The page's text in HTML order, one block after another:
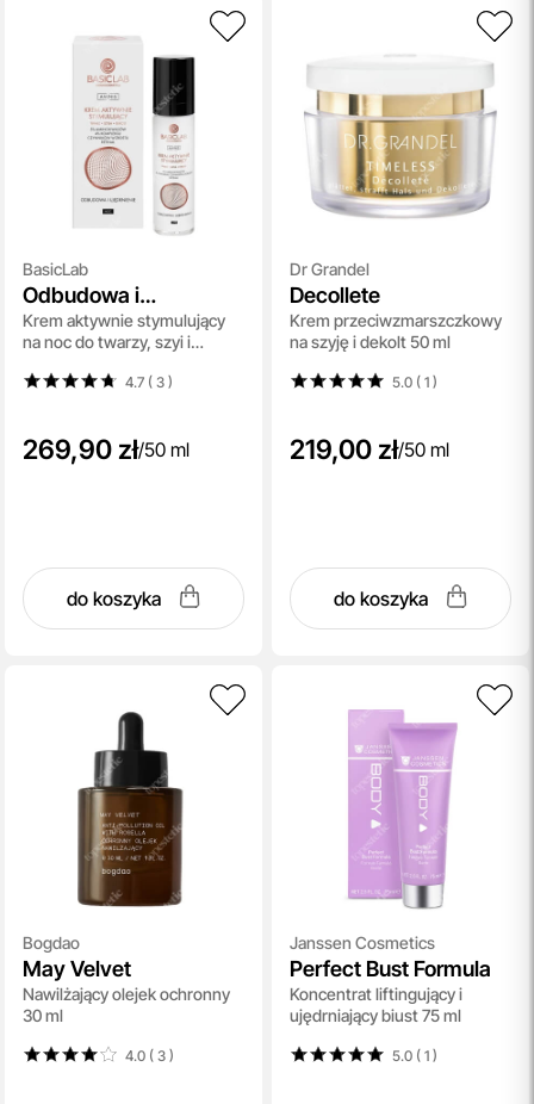
BasicLab
Odbudowa i
Ujędrnienie
Krem aktywnie stymulujący
na noc do twarzy, szyi i
4.7 ( 3)
269,90 zł/50 ml
do koszyka
Dr Grandel
Decollete
Krem przeciwzmarszczkowy
na szyję i dekolt 50 ml
5.0 ( 1)
219,00 zł/50 ml
do koszyka
Bogdao
May Velvet
Nawilżający olejek ochronny
30 ml
4.0 ( 3)
Janssen Cosmetics
Perfect Bust Formula
Koncentrat liftingujący i
ujędrniający biust 75 ml
5.0 ( 1)